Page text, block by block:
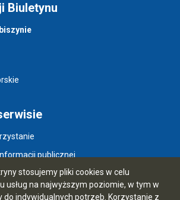
stosujemy pliki cookies w celu
usług na najwyższym poziomie, w tym w
do indywidualnych potrzeb. Korzystanie z
Biuletynu
publicznej